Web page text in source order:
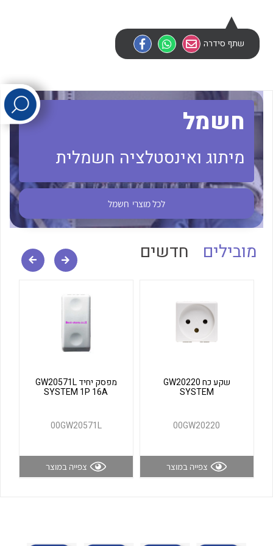
לכל מוצרי היצרן
לכל מוצרי היצרן לכל מוצרי היצרן
לכל מוצרי היצרן לכל מוצרי היצרן
שתף סידרה
חשמל
מיתוג ואינסטלציה חשמלית
לכל מוצרי חשמל
מובילים חדשים
שקע כח GW20220
SYSTEM
00GW20220
צפייה במוצר
מפסק יחיד GW20571L
SYSTEM 1P 16A
00GW20571L
צפייה במוצר